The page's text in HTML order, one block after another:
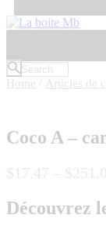
Home Articles de
Coco A –
$ 17.47 – $251 .
Découvrez